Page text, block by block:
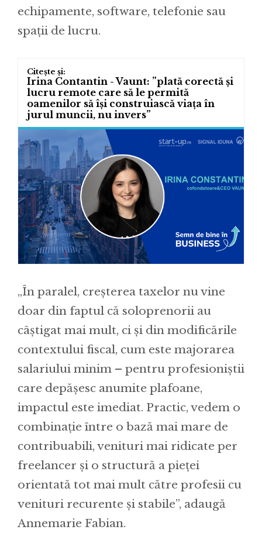
echipamente, software, telefonie sau
spații de lucru.
Irina Contantin - Vaunt: ”plată corectă și
lucru remote care să le permită
oamenilor să își construiască viața în
jurul muncii, nu invers”
„În paralel, creșterea taxelor nu vine
doar din faptul că soloprenorii au
câștigat mai mult, ci și din modificările
contextului fiscal, cum este majorarea
salariului minim – pentru profesioniștii
care depășesc anumite plafoane,
impactul este imediat. Practic, vedem o
combinație între o bază mai mare de
contribuabili, venituri mai ridicate per
freelancer și o structură a pieței
orientată tot mai mult către profesii cu
venituri recurente și stabile”, adaugă
Annemarie Fabian.